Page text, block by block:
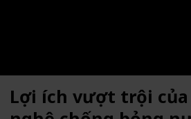
Lợi ích vượt trội của